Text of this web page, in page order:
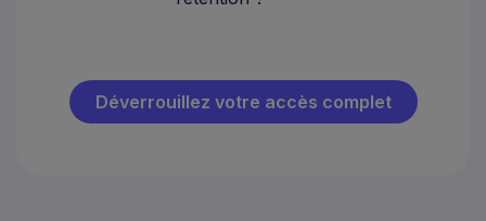
Déverrouillez votre accès complet